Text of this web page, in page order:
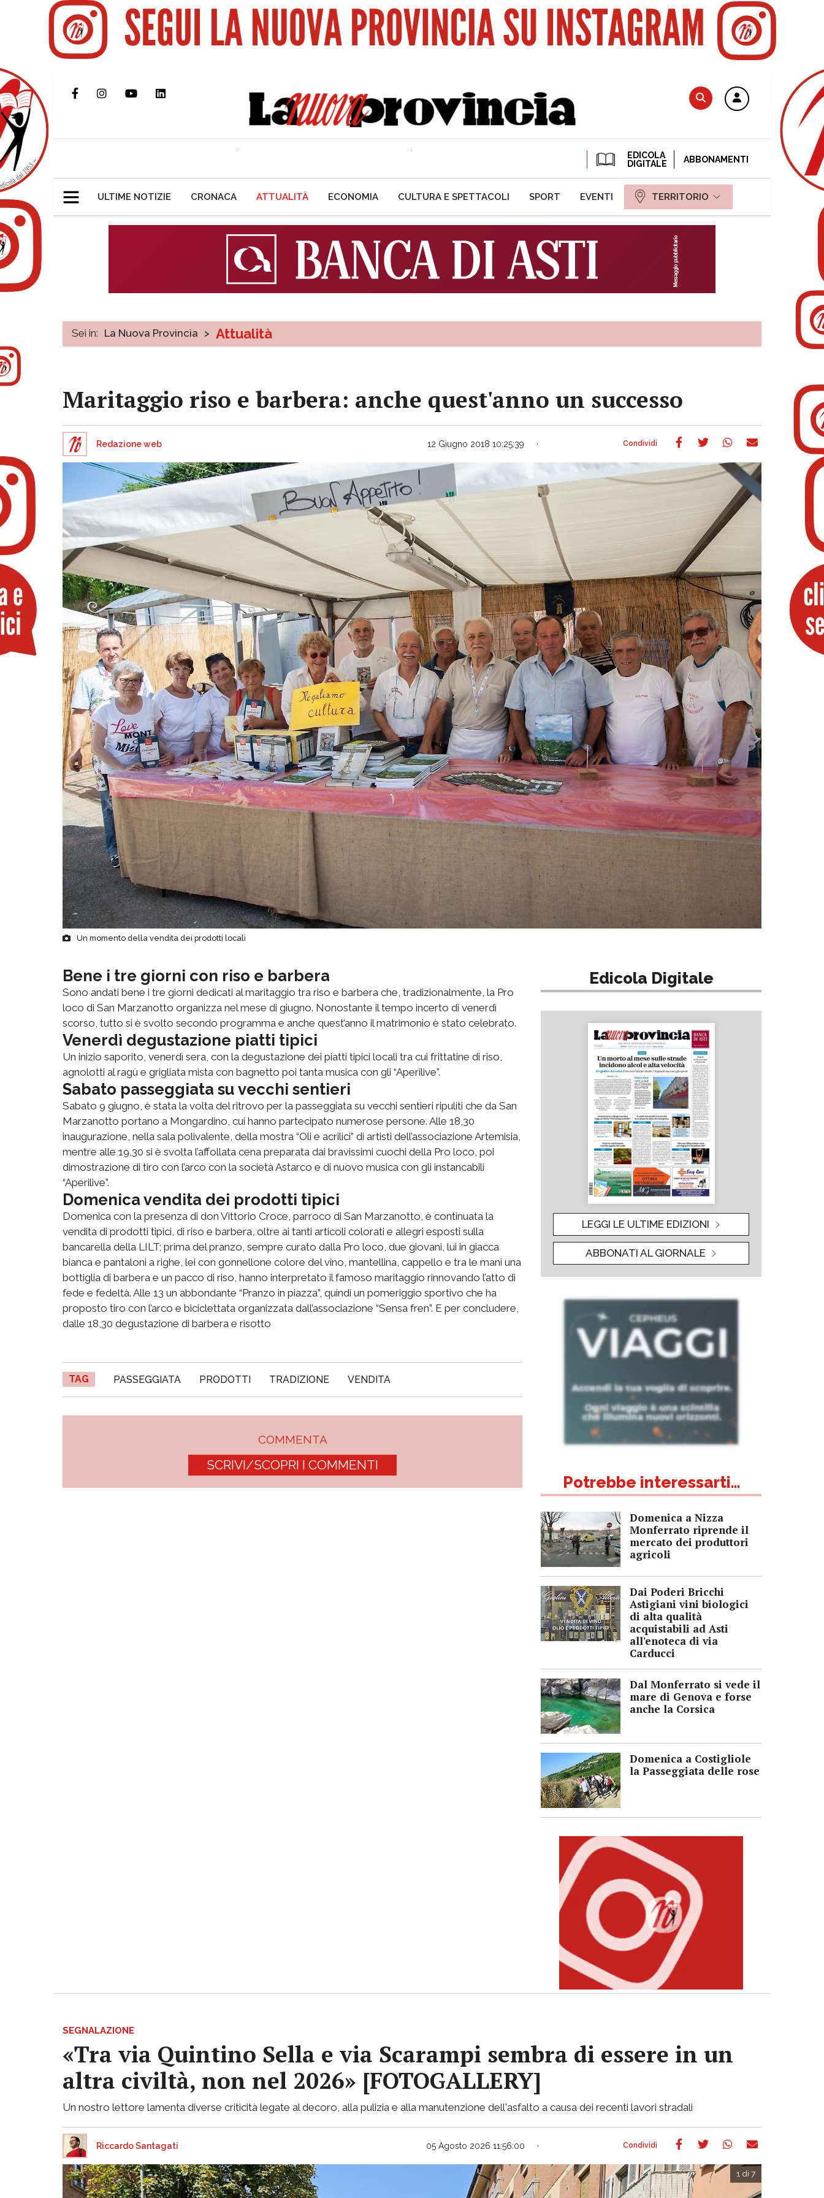
EDICOLA
DIGITALE
ABBONAMENTI
ULTIME NOTIZIE CRONACA ATTUALITÀ ECONOMIA CULTURA E SPETTACOLI SPORT EVENTI TERRITORIO
Sei in: La Nuova Provincia > Attualità
Maritaggio riso e barbera: anche quest'anno un successo
Redazione web 12 Giugno 2018 10:25:39
Un momento della vendita dei prodotti locali
Bene i tre giorni con riso e barbera
Sono andati bene i tre giorni dedicati al maritaggio tra riso e barbera che, tradizionalmente, la Pro
loco di San Marzanotto organizza nel mese di giugno. Nonostante il tempo incerto di venerdì
scorso, tutto si è svolto secondo programma e anche quest’anno il matrimonio è stato celebrato.
Venerdì degustazione piatti tipici
Un inizio saporito, venerdì sera, con la degustazione dei piatti tipici locali tra cui frittatine di riso,
agnolotti al ragù e grigliata mista con bagnetto poi tanta musica con gli “Aperilive”.
Sabato passeggiata su vecchi sentieri
Sabato 9 giugno, è stata la volta del ritrovo per la passeggiata su vecchi sentieri ripuliti che da San
Marzanotto portano a Mongardino, cui hanno partecipato numerose persone. Alle 18,30
inaugurazione, nella sala polivalente, della mostra “Oli e acrilici” di artisti dell’associazione Artemisia,
mentre alle 19,30 si è svolta l’affollata cena preparata dai bravissimi cuochi della Pro loco, poi
dimostrazione di tiro con l’arco con la società Astarco e di nuovo musica con gli instancabili
“Aperilive”.
Domenica vendita dei prodotti tipici
Domenica con la presenza di don Vittorio Croce, parroco di San Marzanotto, è continuata la
vendita di prodotti tipici, di riso e barbera, oltre ai tanti articoli colorati e allegri esposti sulla
bancarella della LILT; prima del pranzo, sempre curato dalla Pro loco, due giovani, lui in giacca
bianca e pantaloni a righe, lei con gonnellone colore del vino, mantellina, cappello e tra le mani una
bottiglia di barbera e un pacco di riso, hanno interpretato il famoso maritaggio rinnovando l’atto di
fede e fedeltà. Alle 13 un abbondante “Pranzo in piazza”, quindi un pomeriggio sportivo che ha
proposto tiro con l’arco e biciclettata organizzata dall’associazione “Sensa fren”. E per concludere,
dalle 18,30 degustazione di barbera e risotto
TAG PASSEGGIATA PRODOTTI TRADIZIONE VENDITA
COMMENTA
SCRIVI/SCOPRI I COMMENTI
Edicola Digitale
LEGGI LE ULTIME EDIZIONI
ABBONATI AL GIORNALE
Potrebbe interessarti...
Domenica a Nizza
Monferrato riprende il
mercato dei produttori
agricoli
Dai Poderi Bricchi
Astigiani vini biologici
di alta qualità
acquistabili ad Asti
all'enoteca di via
Carducci
Dal Monferrato si vede il
mare di Genova e forse
anche la Corsica
Domenica a Costigliole
la Passeggiata delle rose
SEGNALAZIONE
«Tra via Quintino Sella e via Scarampi sembra di essere in un
altra civiltà, non nel 2026» [FOTOGALLERY]
Un nostro lettore lamenta diverse criticità legate al decoro, alla pulizia e alla manutenzione dell'asfalto a causa dei recenti lavori stradali
Riccardo Santagati 05 Agosto 2026 11:56:00
1 di 7